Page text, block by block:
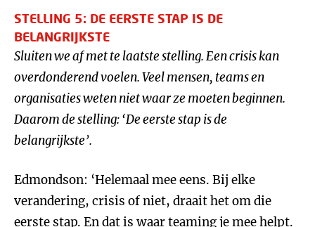
STELLING 5: DE EERSTE STAP IS DE
BELANGRIJKSTE
Sluiten we af met te laatste stelling. Een crisis kan
overdonderend voelen. Veel mensen, teams en
organisaties weten niet waar ze moeten beginnen.
Daarom de stelling:‘De eerste stap is de
belangrijkste’.
Edmondson: ‘Helemaal mee eens. Bij elke
verandering, crisis of niet, draait het om die
eerste stap. En dat is waar teaming je mee helpt.